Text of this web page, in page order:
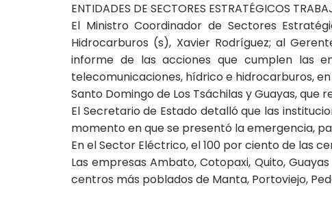
ENTIDADES DE SECTORES ESTRATÉGICOS
El Ministro Coordinador de Sectores
Hidrocarburos (s), Xavier Rodríguez; al
informe de las acciones que cumplen las
telecomunicaciones, hídrico e hidrocarburos,
Santo Domingo de Los Tsáchilas y Guayas,
El Secretario de Estado detalló que las
momento en que se presentó la emergencia,
En el Sector Eléctrico, el 100 por ciento de las
Las empresas Ambato, Cotopaxi, Quito,
centros más poblados de Manta, Portoviejo,